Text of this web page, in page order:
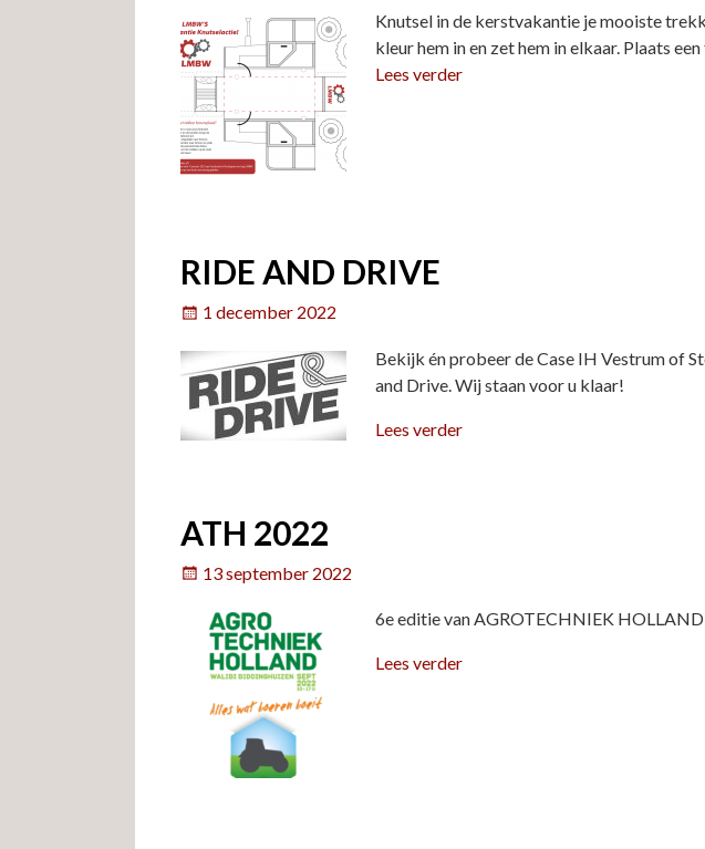
Knutsel in de kerstvakantie je mooiste
kleur hem in en zet hem in elkaar. Plaats
Lees verder
RIDE AND DRIVE
1 december 2022
Bekijk én probeer de Case IH Vestrum of
and Drive. Wij staan voor u klaar!
Lees verder
ATH 2022
13 september 2022
6e editie van AGROTECHNIEK
Lees verder